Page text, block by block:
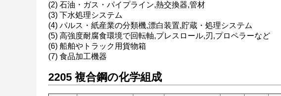
(2) 石油・ガス・パイプライン,熱交換器,管材
(3) 下水処理システム
(4) パルス・紙産業の分類機,漂白装置,貯蔵・処理システム
(5) 高強度耐腐食環境で回転軸,プレスロール,刃,プロペラーなど
(6) 船舶やトラック用貨物箱
(7) 食品加工機器
2205 複合鋼の化学組成